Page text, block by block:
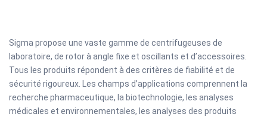
Sigma propose une vaste gamme de centrifugeuses de
laboratoire, de rotor à angle fixe et oscillants et d’accessoires.
Tous les produits répondent à des critères de fiabilité et de
sécurité rigoureux. Les champs d’applications comprennent la
recherche pharmaceutique, la biotechnologie, les analyses
médicales et environnementales, les analyses des produits